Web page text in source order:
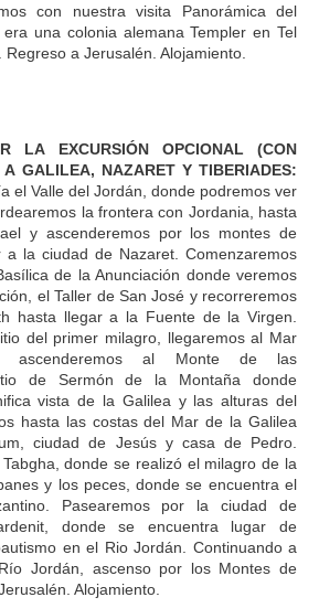
con nuestra visita Panorámica del
una colonia alemana Templer en Tel
Regreso a Jerusalén. Alojamiento.
LA EXCURSIÓN OPCIONAL (CON
A GALILEA, NAZARET Y TIBERIADES:
el Valle del Jordán, donde podremos ver
la frontera con Jordania, hasta
y ascenderemos por los montes de
a la ciudad de Nazaret. Comenzaremos
de la Anunciación donde veremos
el Taller de San José y recorreremos
hasta llegar a la Fuente de la Virgen.
del primer milagro, llegaremos al Mar
al Monte de las
de Sermón de la Montaña donde
vista de la Galilea y las alturas del
hasta las costas del Mar de la Galilea
ciudad de Jesús y casa de Pedro.
donde se realizó el milagro de la
y los peces, donde se encuentra el
Pasearemos por la ciudad de
donde se encuentra lugar de
en el Rio Jordán. Continuando a
Jordán, ascenso por los Montes de
Alojamiento.